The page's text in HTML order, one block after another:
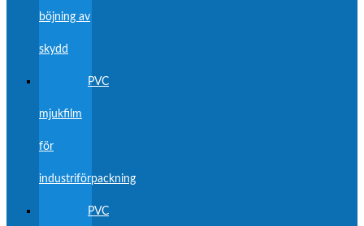
böjning av
skydd
PVC
mjukfilm
för
industriförpackning
PVC